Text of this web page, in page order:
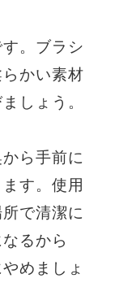
。ブラシ
かい素材
しょう。
ら手前に
す。使用
で清潔に
るから
めましょ